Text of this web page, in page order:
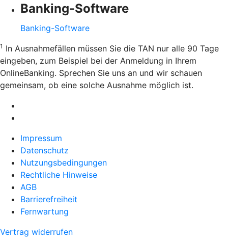
Banking-Software
Banking-Software
1 In Ausnahmefällen müssen Sie die TAN nur alle 90 Tage
eingeben, zum Beispiel bei der Anmeldung in Ihrem
OnlineBanking. Sprechen Sie uns an und wir schauen
gemeinsam, ob eine solche Ausnahme möglich ist.
Impressum
Datenschutz
Nutzungsbedingungen
Rechtliche Hinweise
AGB
Barrierefreiheit
Fernwartung
Vertrag widerrufen